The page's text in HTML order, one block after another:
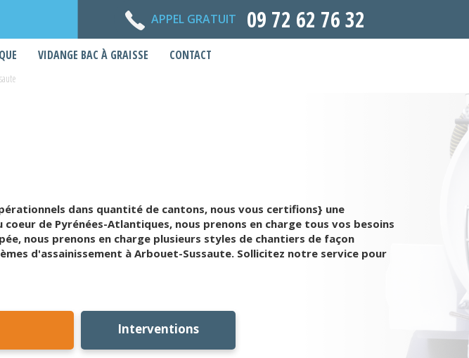
APPEL GRATUIT 09 72 62 76 32
VIDANGE BAC À GRAISSE CONTACT
dans quantité de cantons, nous vous certifions} une
de Pyrénées-Atlantiques, nous prenons en charge tous vos besoins
nous prenons en charge plusieurs styles de chantiers de façon
d'assainissement à Arbouet-Sussaute. Sollicitez notre service pour
Interventions